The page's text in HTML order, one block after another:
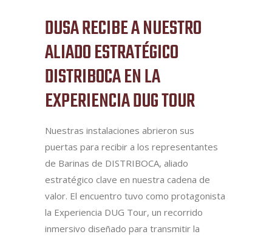
DUSA RECIBE A NUESTRO
ALIADO ESTRATÉGICO
DISTRIBOCA EN LA
EXPERIENCIA DUG TOUR
Nuestras instalaciones abrieron sus
puertas para recibir a los representantes
de Barinas de DISTRIBOCA, aliado
estratégico clave en nuestra cadena de
valor. El encuentro tuvo como protagonista
la Experiencia DUG Tour, un recorrido
inmersivo diseñado para transmitir la